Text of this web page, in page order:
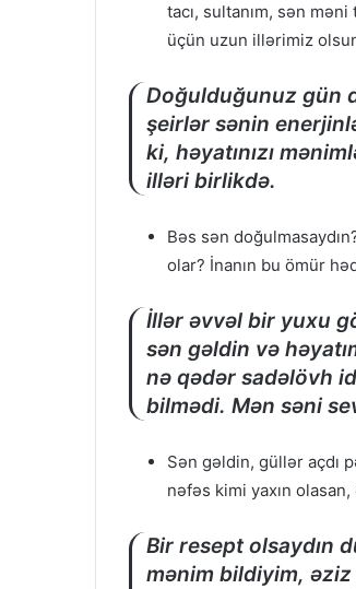
tacı, sultanım, sən
üçün uzun illərimiz
Doğulduğunuz gün
şeirlər sənin
ki, həyatınızı
illəri birlikdə.
Bəs sən
olar? İnanın bu ömür
İllər əvvəl bir yuxu
sən gəldin və
nə qədər sadəlövh
bilmədi. Mən səni
Sən gəldin, güllər açdı
nəfəs kimi yaxın
Bir resept olsaydın
mənim bildiyim,